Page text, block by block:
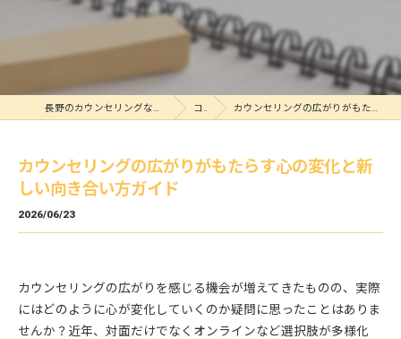
長野のカウンセリングならマサキ鼎カウンセリングルーム コラム カウンセリングの広がりがもたらす心の変化と新しい向き合い方ガイド
カウンセリングの広がりがもたらす心の変化と新
しい向き合い方ガイド
2026/06/23
カウンセリングの広がりを感じる機会が増えてきたものの、実際
にはどのように心が変化していくのか疑問に思ったことはありま
せんか？近年、対面だけでなくオンラインなど選択肢が多様化